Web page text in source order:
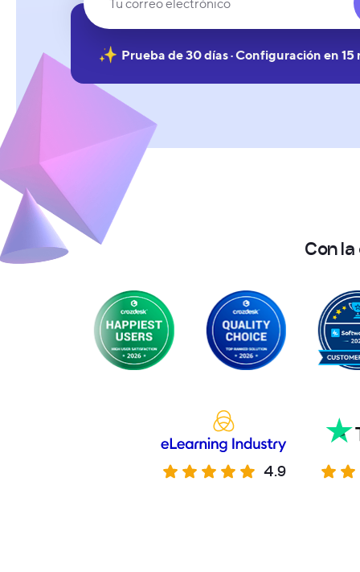
Prueba de 30 días · Configuración en 15
Con la
4.9